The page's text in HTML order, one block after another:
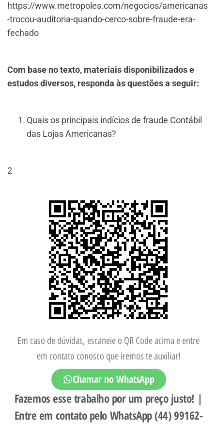
https://www.metropoles.com/negocios/americanas
-trocou-auditoria-quando-cerco-sobre-fraude-era-
fechado
Com base no texto, materiais disponibilizados e
estudos diversos, responda às questões a seguir:
Quais os principais indícios de fraude Contábil
das Lojas Americanas?
2
Em caso de dúvidas, escaneie o QR Code acima e entre
em contato conosco que iremos te auxiliar!
Chamar no WhatsApp
Fazemos esse trabalho por um preço justo! |
Entre em contato pelo WhatsApp (44) 99162-